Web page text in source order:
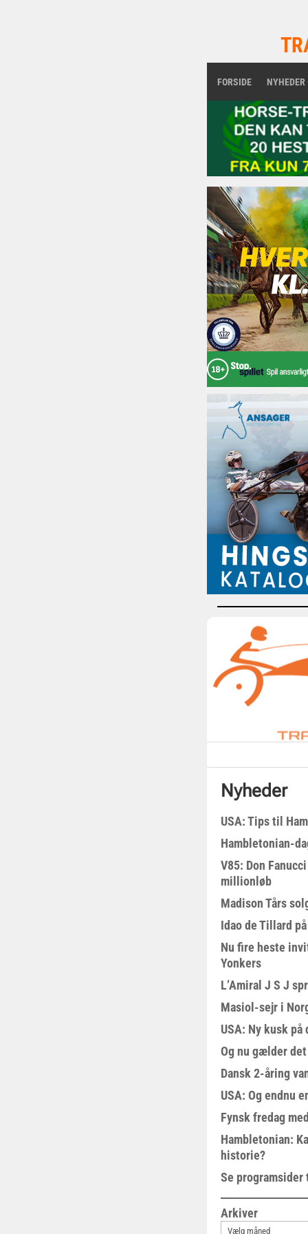
FORSIDE NYHEDER
Nyheder
USA: Tips til
Hambletonian-
V85: Don
millionløb
Madison Tårs
Idao de Tillard
Nu fire heste
Yonkers
L’Amiral J S J
Masiol-sejr i
USA: Ny kusk på
Og nu gælder
Dansk 2-åring
USA: Og endnu
Fynsk fredag
Hambletonian:
historie?
Se
Arkiver